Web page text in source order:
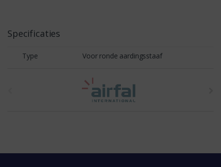
Specificaties
Type Voor ronde aardingsstaaf
r